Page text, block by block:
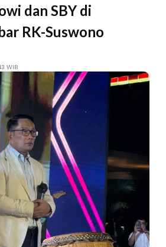
dan SBY di
RK-Suswono
WIB